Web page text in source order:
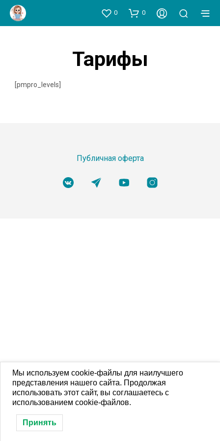
0 0
Тарифы
[pmpro_levels]
Публичная оферта
Мы используем cookie-файлы для наилучшего
представления нашего сайта. Продолжая
использовать этот сайт, вы соглашаетесь с
использованием cookie-файлов.
Принять